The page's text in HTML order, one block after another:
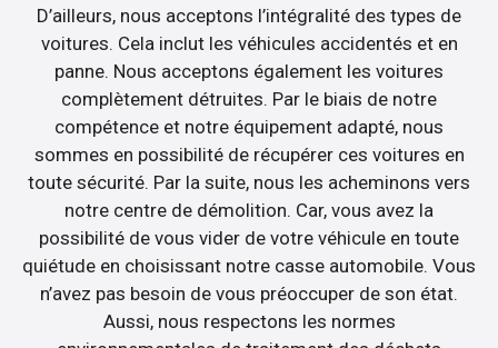
D’ailleurs, nous acceptons l’intégralité des types de
voitures. Cela inclut les véhicules accidentés et en
panne. Nous acceptons également les voitures
complètement détruites. Par le biais de notre
compétence et notre équipement adapté, nous
sommes en possibilité de récupérer ces voitures en
toute sécurité. Par la suite, nous les acheminons vers
notre centre de démolition. Car, vous avez la
possibilité de vous vider de votre véhicule en toute
quiétude en choisissant notre casse automobile. Vous
n’avez pas besoin de vous préoccuper de son état.
Aussi, nous respectons les normes